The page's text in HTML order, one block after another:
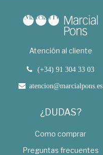
Atención al cliente
(+34) 91 304 33 03
atencion@marcialpons.es
¿DUDAS?
Como comprar
Preguntas frecuentes